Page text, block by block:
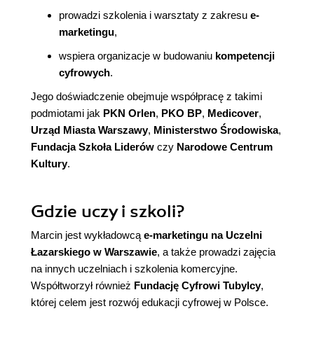
prowadzi szkolenia i warsztaty z zakresu e-
marketingu,
wspiera organizacje w budowaniu kompetencji
cyfrowych.
Jego doświadczenie obejmuje współpracę z takimi
podmiotami jak PKN Orlen, PKO BP, Medicover,
Urząd Miasta Warszawy, Ministerstwo Środowiska,
Fundacja Szkoła Liderów czy Narodowe Centrum
Kultury.
Gdzie uczy i szkoli?
Marcin jest wykładowcąe-marketingu na Uczelni
Łazarskiego w Warszawie, a także prowadzi zajęcia
na innych uczelniach i szkolenia komercyjne.
Współtworzył również Fundację Cyfrowi Tubylcy,
której celem jest rozwój edukacji cyfrowej w Polsce.